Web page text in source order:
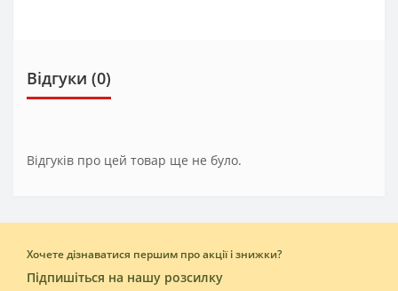
Відгуки (0)
Відгуків про цей товар ще не було.
Хочете дізнаватися першим про акції і знижки?
Підпишіться на нашу розсилку